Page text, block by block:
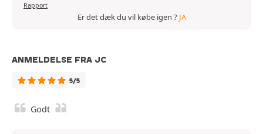
Rapport
Er det dæk du vil købe igen ? JA
ANMELDELSE FRA JC
5/5
Godt